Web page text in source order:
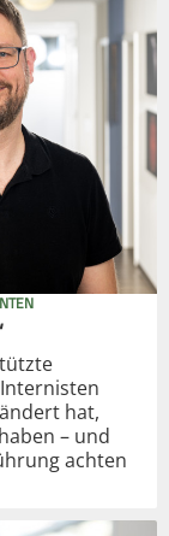
hat,
– und
achten